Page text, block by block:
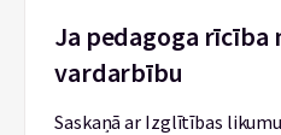
Ja pedagoga rīcība
vardarbību
Saskaņā ar Izglītības